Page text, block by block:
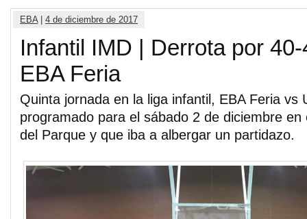
EBA| 4 de diciembre de 2017
Infantil IMD | Derrota por
EBA Feria
Quinta jornada en la liga infantil, EBA Feria vs
programado para el sábado 2 de diciembre
del Parque y que iba a albergar un partidazo.